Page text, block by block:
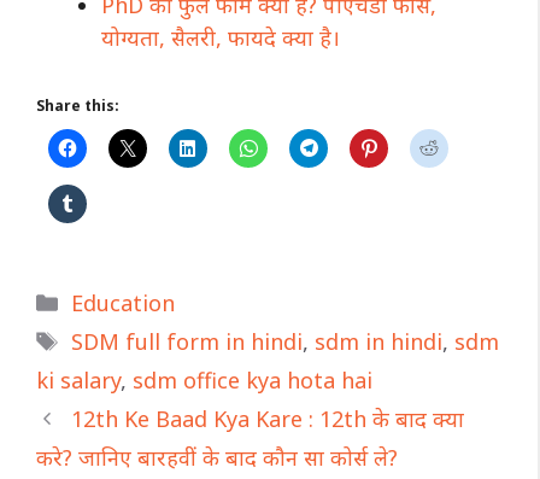
योग्यता, सैलरी, फायदे क्या है।
Share this:
Categories
Education
Tags
SDM full form in hindi, sdm in hindi, sdm
ki salary, sdm office kya hota hai
12th Ke Baad Kya Kare : 12th के बाद क्या
करे? जानिए बारहवीं के बाद कौन सा कोर्स ले?